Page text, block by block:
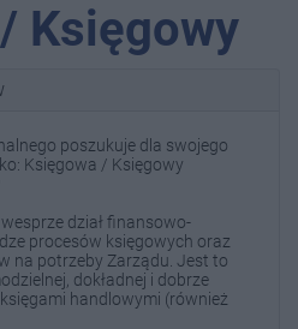
Księgowy
poszukuje dla swojego
Księgowa / Księgowy
dział finansowo-
procesów księgowych oraz
na potrzeby Zarządu. Jest to
dokładnej i dobrze
handlowymi (również